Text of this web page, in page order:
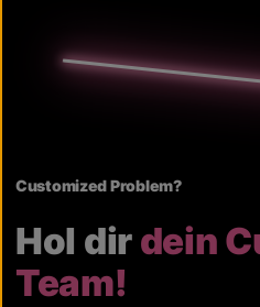
Customized Problem?
Hol dir dein
Team!